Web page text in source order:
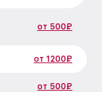
от 500₽
от 1200₽
от 500₽